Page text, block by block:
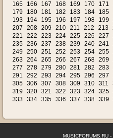
165
166 167 168 169 170 171
179
180 181 182 183 184 185
193
194 195 196 197 198 199
207
208 209 210 211 212 213
221
222 223 224 225 226 227
235 236 237 238 239 240 241
249
250 251 252 253 254 255
263
264 265 266 267 268 269
277
278 279 280 281 282 283
291
292 293 294 295 296 297
305 306 307 308 309 310 311
319
320 321 322 323 324 325
333
334 335 336 337 338 339
MUSICFORUMS.RU